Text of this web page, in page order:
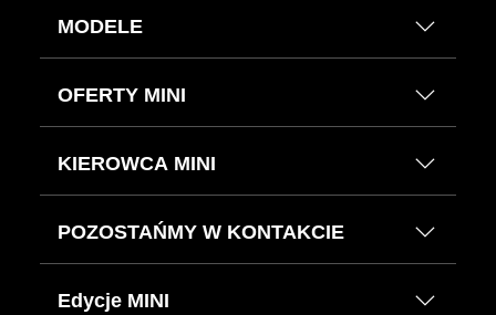
MODELE
OFERTY MINI
KIEROWCA MINI
POZOSTAŃMY W KONTAKCIE
Edycje MINI